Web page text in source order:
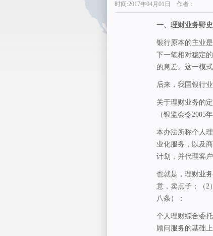
时间:2017年04月01日 作者：
一、理财业务野史
银行原本的主业
下一笔相对稳定
的息差。这一模
后来，我国银行
关于理财业务的
（银监会令2005
本办法所称个人
业化服务，以及
计划，并代理客
也就是，理财业
意，卖点子；（2
八条）：
个人理财综合委
顾问服务的基础